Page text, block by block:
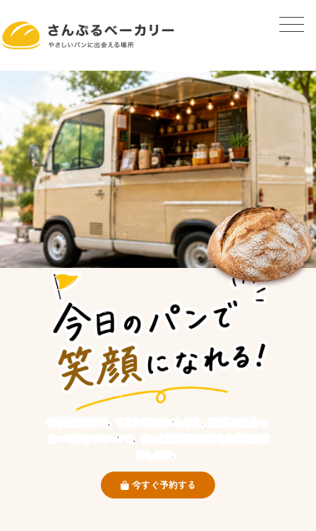
毎朝焼きあげる、できたてのおいしさを。素材にこだわっ
た一つひとつのパンで、ほっと笑顔になるひとときをお届
けします。
今すぐ予約する